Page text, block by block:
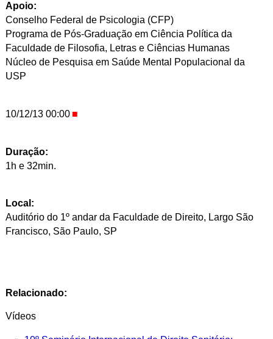
Apoio:
Conselho Federal de Psicologia (CFP)
Programa de Pós-Graduação em Ciência Política da
Faculdade de Filosofia, Letras e Ciências Humanas
Núcleo de Pesquisa em Saúde Mental Populacional da
USP
10/12/13 00:00
Duração:
1h e 32min.
Local:
Auditório do 1º andar da Faculdade de Direito, Largo São
Francisco, São Paulo, SP
Relacionado:
Vídeos